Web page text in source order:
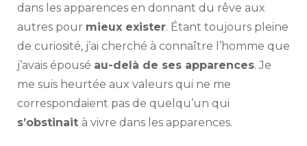
dans les apparences en donnant du rêve aux
autres pour mieux exister. Étant toujours pleine
de curiosité, j’ai cherché à connaître l’homme que
j’avais épousé au-delà de ses apparences. Je
me suis heurtée aux valeurs qui ne me
correspondaient pas de quelqu’un qui
s’obstinait à vivre dans les apparences.